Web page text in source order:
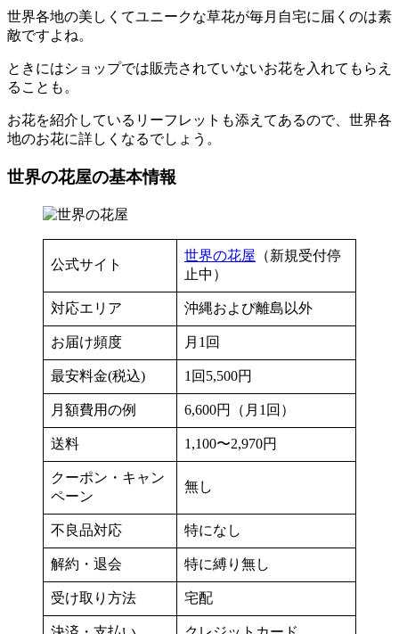
世界各地の美しくてユニークな草花が毎月自宅に届くのは素
敵ですよね。
ときにはショップでは販売されていないお花を入れてもらえ
ることも。
お花を紹介しているリーフレットも添えてあるので、世界各
地のお花に詳しくなるでしょう。
世界の花屋の基本情報
公式サイト
世界の花屋 （新規受付停
止中）
対応エリア 沖縄および離島以外
お届け頻度 月1回
最安料金(税込) 1回5,500円
月額費用の例 6,600円（月1回）
送料 1,100〜2,970円
クーポン・キャン
ペーン
無し
不良品対応 特になし
解約・退会 特に縛り無し
受け取り方法 宅配